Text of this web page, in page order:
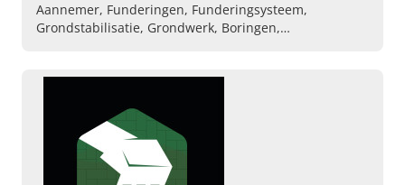
Aannemer, Funderingen, Funderingsysteem,
Grondstabilisatie, Grondwerk, Boringen,